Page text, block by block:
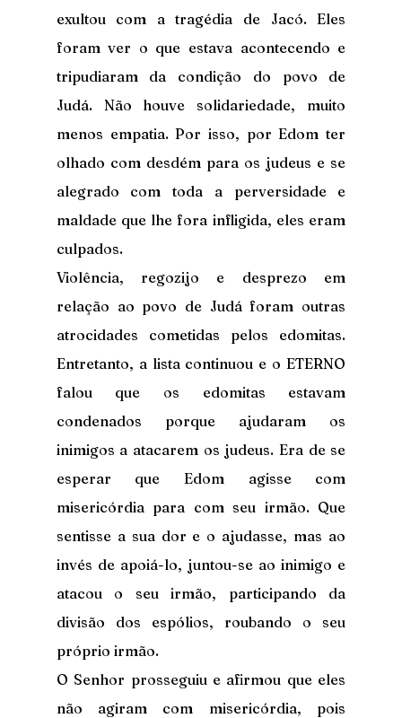
exultou com a tragédia de Jacó. Eles
foram ver o que estava acontecendo e
tripudiaram da condição do povo de
Judá. Não houve solidariedade, muito
menos empatia. Por isso, por Edom ter
olhado com desdém para os judeus e se
alegrado com toda a perversidade e
maldade que lhe fora infligida, eles eram
culpados.
Violência, regozijo e desprezo em
relação ao povo de Judá foram outras
atrocidades cometidas pelos edomitas.
Entretanto, a lista continuou e o ETERNO
falou que os edomitas estavam
condenados porque ajudaram os
inimigos a atacarem os judeus. Era de se
esperar que Edom agisse com
misericórdia para com seu irmão. Que
sentisse a sua dor e o ajudasse, mas ao
invés de apoiá-lo, juntou-se ao inimigo e
atacou o seu irmão, participando da
divisão dos espólios, roubando o seu
próprio irmão.
O Senhor prosseguiu e afirmou que eles
não agiram com misericórdia, pois